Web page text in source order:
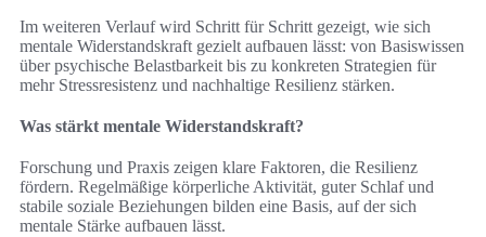
Im weiteren Verlauf wird Schritt für Schritt gezeigt, wie sich
mentale Widerstandskraft gezielt aufbauen lässt: von Basiswissen
über psychische Belastbarkeit bis zu konkreten Strategien für
mehr Stressresistenz und nachhaltige Resilienz stärken.
Was stärkt mentale Widerstandskraft?
Forschung und Praxis zeigen klare Faktoren, die Resilienz
fördern. Regelmäßige körperliche Aktivität, guter Schlaf und
stabile soziale Beziehungen bilden eine Basis, auf der sich
mentale Stärke aufbauen lässt.